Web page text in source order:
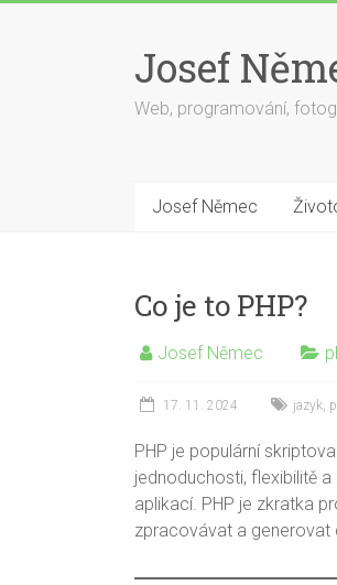
Josef
Web, programování,
Josef Němec
Co je to PHP?
Josef Němec
17. 11. 2024 jazyk,
PHP je populární
jednoduchosti, flexibilitě
aplikací. PHP je zkratka
zpracovávat a generovat